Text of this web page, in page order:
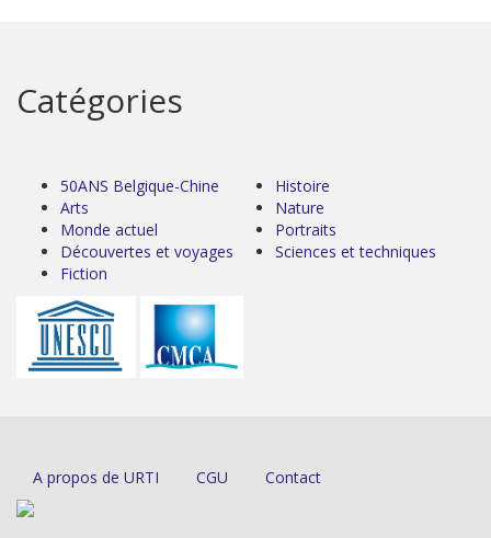
Catégories
50ANS Belgique-Chine
Arts
Monde actuel
Découvertes et voyages
Fiction
Histoire
Nature
Portraits
Sciences et techniques
A propos de URTI CGU Contact